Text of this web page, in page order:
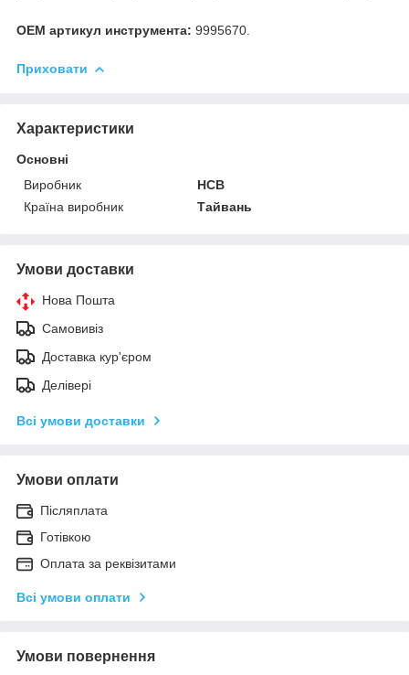
OEM артикул инструмента: 9995670.
Приховати
Характеристики
Основні
Виробник
HCB
Країна виробник
Тайвань
Умови доставки
Нова Пошта
Самовивіз
Доставка кур'єром
Делівері
Всі умови доставки
Умови оплати
Післяплата
Готівкою
Оплата за реквізитами
Всі умови оплати
Умови повернення